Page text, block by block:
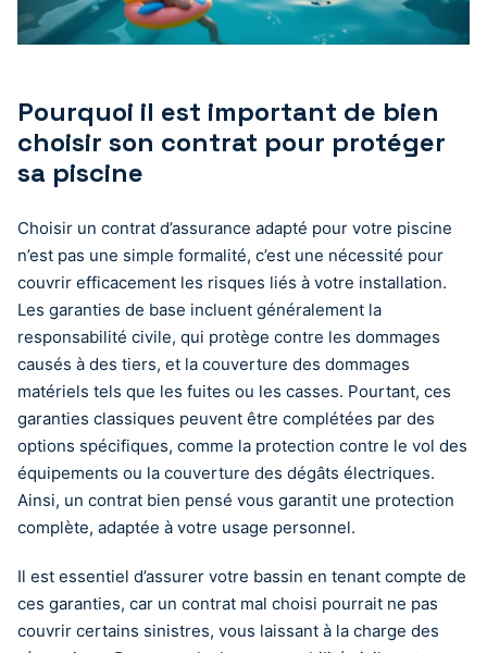
Pourquoi il est important de bien
choisir son contrat pour protéger
sa piscine
Choisir un contrat d’assurance adapté pour votre piscine
n’est pas une simple formalité, c’est une nécessité pour
couvrir efficacement les risques liés à votre installation.
Les garanties de base incluent généralement la
responsabilité civile, qui protège contre les dommages
causés à des tiers, et la couverture des dommages
matériels tels que les fuites ou les casses. Pourtant, ces
garanties classiques peuvent être complétées par des
options spécifiques, comme la protection contre le vol des
équipements ou la couverture des dégâts électriques.
Ainsi, un contrat bien pensé vous garantit une protection
complète, adaptée à votre usage personnel.
Il est essentiel d’assurer votre bassin en tenant compte de
ces garanties, car un contrat mal choisi pourrait ne pas
couvrir certains sinistres, vous laissant à la charge des